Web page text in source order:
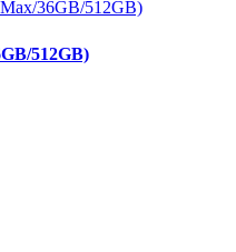
512GB)